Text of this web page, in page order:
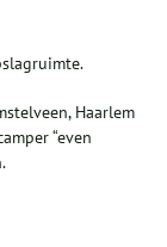
Haarlem
“even